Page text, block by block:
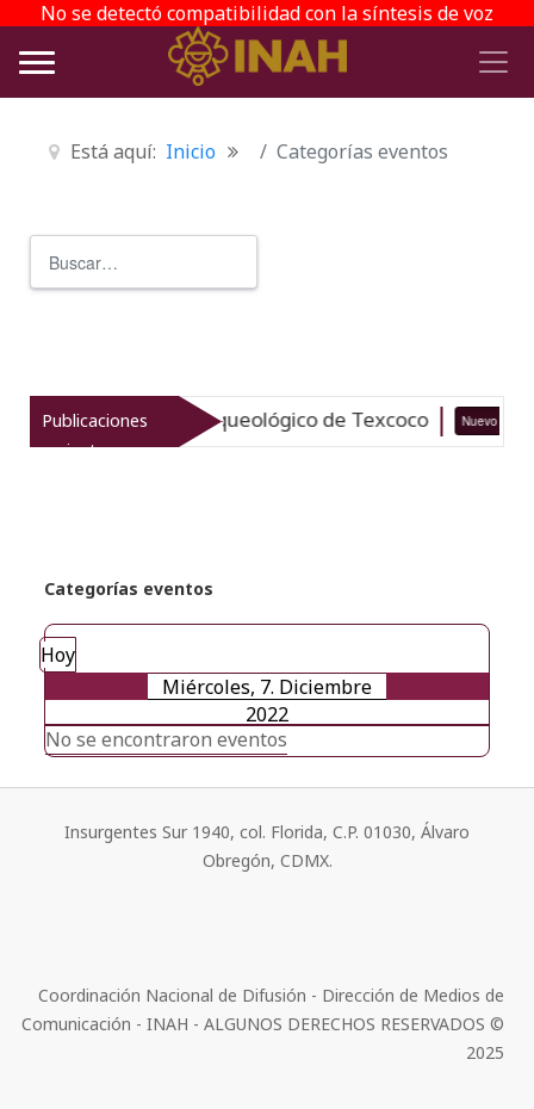
No se detectó compatibilidad con la síntesis de voz
Está aquí: Inicio Categorías eventos
Publicaciones
recientes
el patrimonio arqueológico de Texcoco Nuevo
Categorías eventos
Hoy
Miércoles, 7. Diciembre
2022
No se encontraron eventos
Insurgentes Sur 1940, col. Florida, C.P. 01030, Álvaro
Obregón, CDMX.
Coordinación Nacional de Difusión - Dirección de Medios de
Comunicación - INAH - ALGUNOS DERECHOS RESERVADOS ©
2025